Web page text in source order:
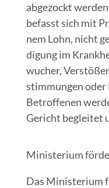
abge­zockt
befasst sich mit
nem Lohn, nicht
di­gung im
wu­cher,
stim­mun­gen
Betrof­fe­nen
Gericht beglei­tet
Minis­te­ri­um
Das Minis­te­ri­um